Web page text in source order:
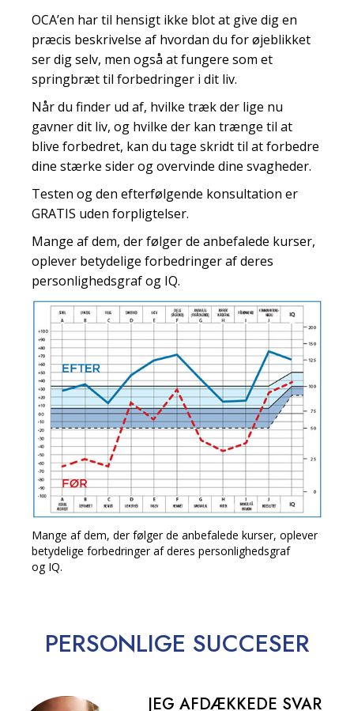
OCA’en har til hensigt ikke blot at give dig en
præcis beskrivelse af hvordan du for øjeblikket
ser dig selv, men også at fungere som et
springbræt til forbedringer i dit liv.
Når du finder ud af, hvilke træk der lige nu
gavner dit liv, og hvilke der kan trænge til at
blive forbedret, kan du tage skridt til at forbedre
dine stærke sider og overvinde dine svagheder.
Testen og den efterfølgende konsultation er
GRATIS uden forpligtelser.
Mange af dem, der følger de anbefalede kurser,
oplever betydelige forbedringer af deres
personlighedsgraf og IQ.
Mange af dem, der følger de anbefalede kurser, oplever
betydelige forbedringer af deres personlighedsgraf
og IQ.
PERSONLIGE SUCCESER
JEG AFDÆKKEDE SVAR